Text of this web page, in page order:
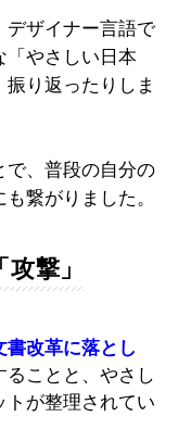
デザイナー言語で
「やさしい日本
り返ったりしま
で、普段の自分の
繋がりました。
撃」
書改革に落とし
ことと、やさし
トが整理されてい